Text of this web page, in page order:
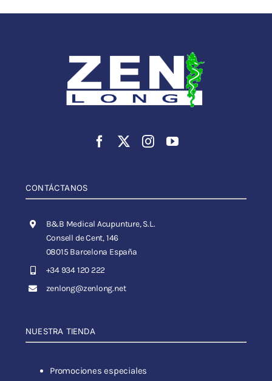
CONTÁCTANOS
B&B Medical Acupunture, S.L.
Consell de Cent, 146
08015 Barcelona España
+34 934 120 222
zenlong@zenlong.net
NUESTRA TIENDA
Promociones especiales